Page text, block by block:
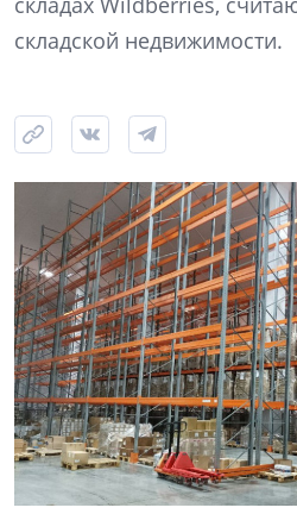
складской недвижимости.